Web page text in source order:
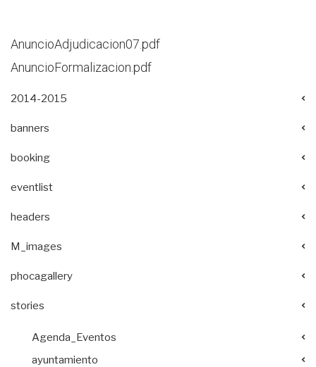
AnuncioAdjudicacion07.pdf
AnuncioFormalizacion.pdf
2014-2015
banners
booking
eventlist
headers
M_images
phocagallery
stories
Agenda_Eventos
ayuntamiento